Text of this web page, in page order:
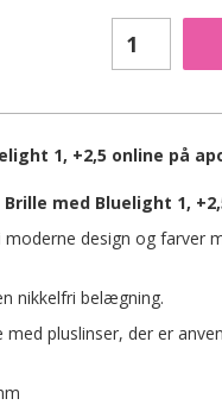
1, +2,5 online på
med Bluelight 1,
moderne design og
nikkelfri belægning.
med pluslinser, der er